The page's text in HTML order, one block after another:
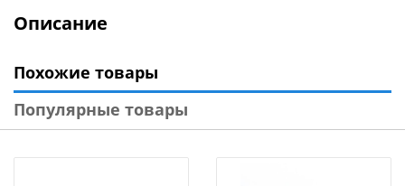
Описание
Похожие товары
Популярные товары